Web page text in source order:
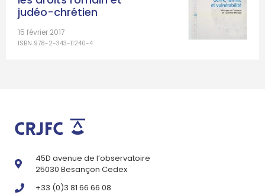
judéo-chrétien
15 février 2017
ISBN 978-2-343-11240-4
45D avenue de l’observatoire
25030 Besançon Cedex
+33 (0)3 81 66 66 08